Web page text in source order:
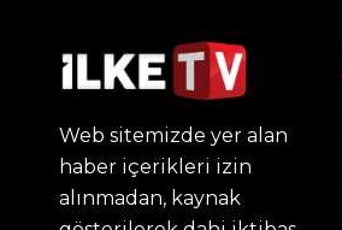
Web sitemizde yer alan
haber içerikleri izin
alınmadan, kaynak